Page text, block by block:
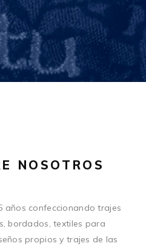
NOSOTROS
años confeccionando trajes
bordados, textiles para
propios y trajes de las